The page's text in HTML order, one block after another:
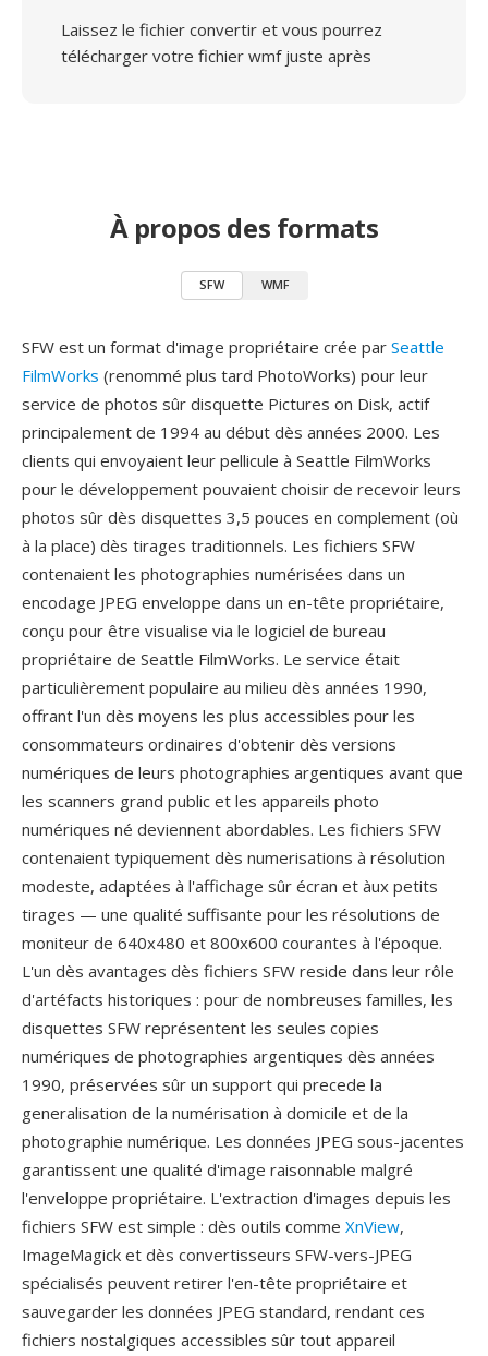
Laissez le fichier convertir et vous pourrez
télécharger votre fichier wmf juste après
À propos des formats
SFW WMF
SFW est un format d'image propriétaire crée par Seattle
FilmWorks (renommé plus tard PhotoWorks) pour leur
service de photos sûr disquette Pictures on Disk, actif
principalement de 1994 au début dès années 2000. Les
clients qui envoyaient leur pellicule à Seattle FilmWorks
pour le développement pouvaient choisir de recevoir leurs
photos sûr dès disquettes 3,5 pouces en complement (où
à la place) dès tirages traditionnels. Les fichiers SFW
contenaient les photographies numérisées dans un
encodage JPEG enveloppe dans un en-tête propriétaire,
conçu pour être visualise via le logiciel de bureau
propriétaire de Seattle FilmWorks. Le service était
particulièrement populaire au milieu dès années 1990,
offrant l'un dès moyens les plus accessibles pour les
consommateurs ordinaires d'obtenir dès versions
numériques de leurs photographies argentiques avant que
les scanners grand public et les appareils photo
numériques né deviennent abordables. Les fichiers SFW
contenaient typiquement dès numerisations à résolution
modeste, adaptées à l'affichage sûr écran et àux petits
tirages — une qualité suffisante pour les résolutions de
moniteur de 640x480 et 800x600 courantes à l'époque.
L'un dès avantages dès fichiers SFW reside dans leur rôle
d'artéfacts historiques : pour de nombreuses familles, les
disquettes SFW représentent les seules copies
numériques de photographies argentiques dès années
1990, préservées sûr un support qui precede la
generalisation de la numérisation à domicile et de la
photographie numérique. Les données JPEG sous-jacentes
garantissent une qualité d'image raisonnable malgré
l'enveloppe propriétaire. L'extraction d'images depuis les
fichiers SFW est simple : dès outils comme XnView,
ImageMagick et dès convertisseurs SFW-vers-JPEG
spécialisés peuvent retirer l'en-tête propriétaire et
sauvegarder les données JPEG standard, rendant ces
fichiers nostalgiques accessibles sûr tout appareil